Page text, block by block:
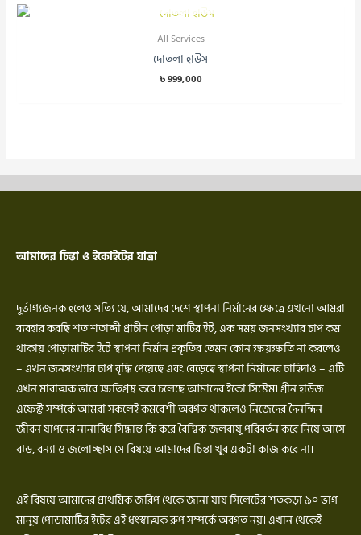
All Services
দোতলা হাউস
৳999,000
আমাদের চিন্তা ও ইকোইটের যাত্রা
দূর্ভাগ্যজনক হলেও সত্যি যে, আমাদের দেশে স্থাপনা নির্মানের ক্ষেত্রে এখনো আমরা
ব্যবহার করছি শত শতাব্দী প্রাচীন পোড়া মাটির ইট, এক সময় জনসংখ্যার চাপ কম
থাকায় পোড়ামাটির ইটে স্থাপনা নির্মান প্রকৃতির তেমন কোন ক্ষয়ক্ষতি না করলেও
– এখন জনসংখ্যার চাপ বৃদ্ধি পেয়েছে এবং বেড়েছে স্থাপনা নির্মানের চাহিদাও – এটি
এখন মারাত্মক ভাবে ক্ষতিগ্রস্থ করে চলেছে আমাদের ইকো সিস্টেম। গ্রীন হাউজ
এফেক্ট সম্পর্কে আমরা সকলেই কমবেশী অবগত থাকলেও নিজেদের দৈনন্দিন
জীবন যাপনের নানাবিধ সিদ্ধান্ত কি করে বৈশ্বিক জলবায়ু পরিবর্তন করে নিয়ে আসে
ঝড়, বন্যা ও জলোচ্ছাস সে বিষয়ে আমাদের চিন্তা খুব একটা কাজ করে না।
এই বিষয়ে আমাদের প্রাথমিক জরিপ থেকে জানা যায় সিলেটের শতকড়া ৯০ ভাগ
মানুষ পোড়ামাটির ইটের এই ধংস্বাত্মক রুপ সম্পর্কে অবগত নয়। এখান থেকেই